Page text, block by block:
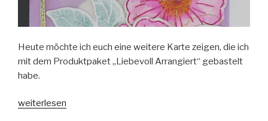
Heute möchte ich euch eine weitere Karte zeigen, die ich
mit dem Produktpaket „Liebevoll Arrangiert“ gebastelt
habe.
„Karte
weiterlesen